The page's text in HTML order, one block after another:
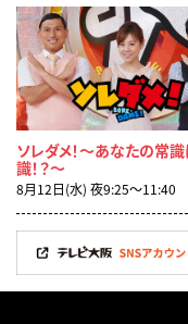
ソレダメ！～あなたの常
識！？～
8月12日(水) 夜9:25〜11:40